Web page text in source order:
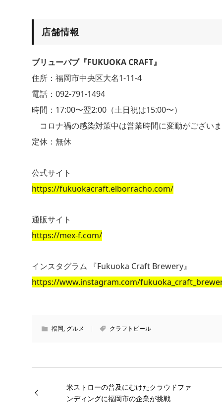
店舗情報
ブリューパブ『FUKUOKA CRAFT』
住所：福岡市中央区大名1-11-4
電話：092-791-1494
時間：17:00〜翌2:00（土日祝は15:00〜）
コロナ禍の感染対策中は営業時間に変動がござい
定休：無休
公式サイト
https://fukuokacraft.elborracho.com/
通販サイト
https://mex-f.com/
インスタグラム 『Fukuoka Craft Brewery』
https://www.instagram.com/
福岡, グルメ クラフトビール
米ストローの普及にむけたクラウドファ
ンディングに福岡市の企業が挑戦